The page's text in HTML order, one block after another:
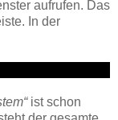
aufrufen. Das
In der
ist schon